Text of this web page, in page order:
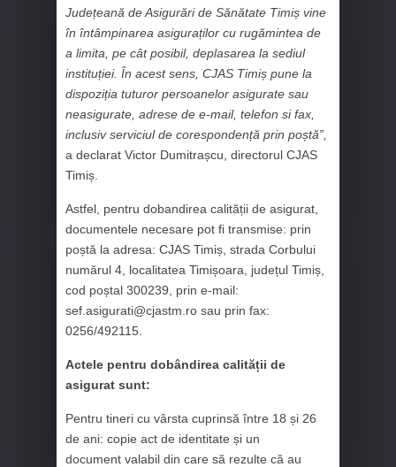
Județeană de Asigurări de Sănătate Timiș vine
în întâmpinarea asiguraților cu rugămintea de
a limita, pe cât posibil, deplasarea la sediul
instituției. În acest sens, CJAS Timiș pune la
dispoziția tuturor persoanelor asigurate sau
neasigurate, adrese de e-mail, telefon si fax,
inclusiv serviciul de corespondență prin poștă”,
a declarat Victor Dumitrașcu, directorul CJAS
Timiș.
Astfel, pentru dobandirea calității de asigurat,
documentele necesare pot fi transmise: prin
poștă la adresa: CJAS Timiș, strada Corbului
numărul 4, localitatea Timișoara, județul Timiș,
cod poștal 300239, prin e-mail:
sef.asigurati@cjastm.ro sau prin fax:
0256/492115.
Actele pentru dobândirea calității de
asigurat sunt:
Pentru tineri cu vârsta cuprinsă între 18 și 26
de ani: copie act de identitate și un
document valabil din care să rezulte că au